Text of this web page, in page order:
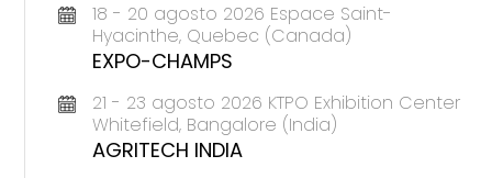
18 - 20 agosto 2026 Espace Saint-
Hyacinthe, Quebec (Canada)
EXPO-CHAMPS
21 - 23 agosto 2026 KTPO Exhibition Center
Whitefield, Bangalore (India)
AGRITECH INDIA